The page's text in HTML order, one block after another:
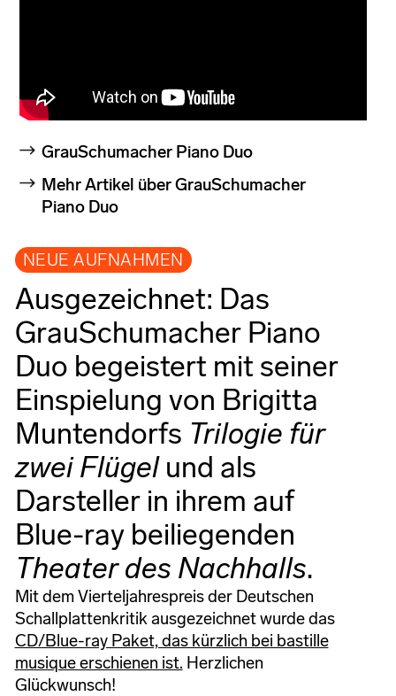
GrauSchumacher Piano Duo
Mehr Artikel über GrauSchumacher
Piano Duo
NEUE AUFNAHMEN
Ausgezeichnet: Das
GrauSchumacher Piano
Duo begeistert mit seiner
Einspielung von Brigitta
Muntendorfs Trilogie für
zwei Flügelund als
Darsteller in ihrem auf
Blue-ray beiliegenden
Theater des Nachhalls.
Mit dem Vierteljahrespreis der Deutschen
Schallplattenkritik ausgezeichnet wurde das
CD/Blue-ray Paket, das kürzlich bei bastille
musique erschienen ist. Herzlichen
Glückwunsch!